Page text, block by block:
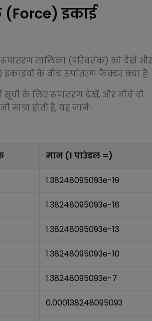
(Force) इकाई
रूपांतरण तालिका (परिवर्तक) को देखें और
इकाइयों के बीच रूपांतरण फैक्टर क्या हैं:
सूची के लिए रूपांतरण देखें, और नीचे दी
मात्रा होती है, यह जानें।
मान (1 पाउंडल =)
1.38248095093e-19
1.38248095093e-16
1.38248095093e-13
1.38248095093e-10
1.38248095093e-7
0.000138248095093